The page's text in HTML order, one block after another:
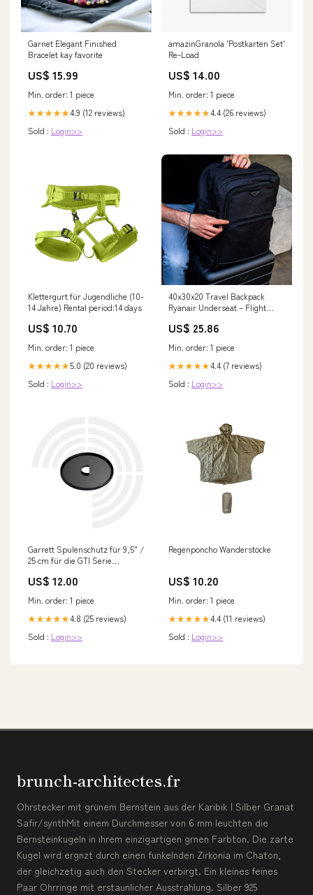
Garnet Elegant Finished
Bracelet kay favorite
US$ 15.99
Min. order: 1 piece
★★★★★4.9 (12 reviews)
Sold : Login>>
amazinGranola 'Postkarten Set'
Re-Load
US$ 14.00
Min. order: 1 piece
★★★★★4.4 (26 reviews)
Sold : Login>>
Klettergurt für Jugendliche (10-
14 Jahre) Rental period:14 days
US$ 10.70
Min. order: 1 piece
★★★★★5.0 (20 reviews)
Sold : Login>>
40x30x20 Travel Backpack
Ryanair Underseat – Flight
US$ 25.86
Min. order: 1 piece
★★★★★4.4 (7 reviews)
Sold : Login>>
Garrett Spulenschutz für 9,5" /
25 cm für die GTI Serie
US$ 12.00
Min. order: 1 piece
★★★★★4.8 (25 reviews)
Sold : Login>>
Regenponcho Wanderstöcke
US$ 10.20
Min. order: 1 piece
★★★★★4.4 (11 reviews)
Sold : Login>>
brunch-architectes.fr
Ohrstecker mit grünem Bernstein aus der Karibik | Silber Granat
Safir/synthMit einem Durchmesser von 6 mm leuchten die
Bernsteinkugeln in ihrem einzigartigen grnen Farbton. Die zarte
Kugel wird ergnzt durch einen funkelnden Zirkonia im Chaton,
der gleichzetig auch den Stecker verbirgt. Ein kleines feines
Paar Ohrringe mit erstaunlicher Ausstrahlung. Silber 925